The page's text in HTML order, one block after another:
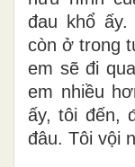
đau khổ
còn ở trong
em sẽ đi
em nhiều
ấy, tôi đến,
đâu. Tôi vội